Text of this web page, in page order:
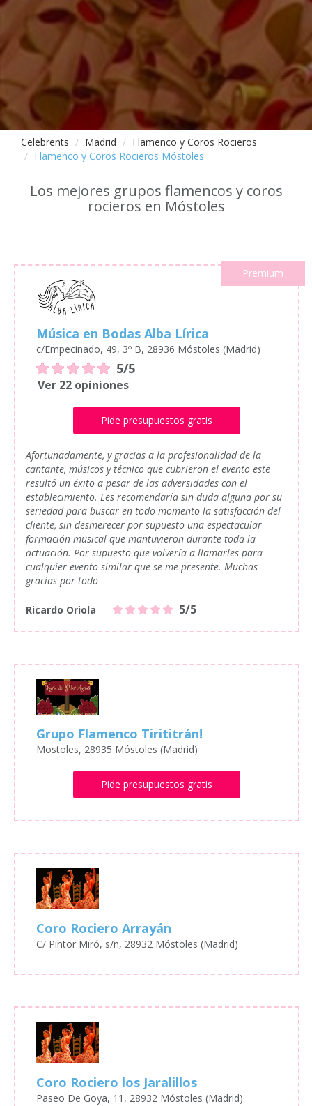
Celebrents Madrid
Flamenco y Coros Rocieros
Flamenco y Coros Rocieros Móstoles
Los mejores grupos flamencos y coros
rocieros en Móstoles
Premium
Música en Bodas Alba Lírica
c/Empecinado, 49, 3º B, 28936 Móstoles (Madrid)
5/5
Ver 22 opiniones
Pide presupuestos gratis
Afortunadamente, y gracias a la profesionalidad de la
cantante, músicos y técnico que cubrieron el evento este
resultó un éxito a pesar de las adversidades con el
establecimiento. Les recomendaría sin duda alguna por su
seriedad para buscar en todo momento la satisfacción del
cliente, sin desmerecer por supuesto una espectacular
formación musical que mantuvieron durante toda la
actuación. Por supuesto que volvería a llamarles para
cualquier evento similar que se me presente. Muchas
gracias por todo
Ricardo Oriola 5/5
Grupo Flamenco Tirititrán!
Mostoles, 28935 Móstoles (Madrid)
Pide presupuestos gratis
Coro Rociero Arrayán
C/ Pintor Miró, s/n, 28932 Móstoles (Madrid)
Coro Rociero los Jaralillos
Paseo De Goya, 11, 28932 Móstoles (Madrid)